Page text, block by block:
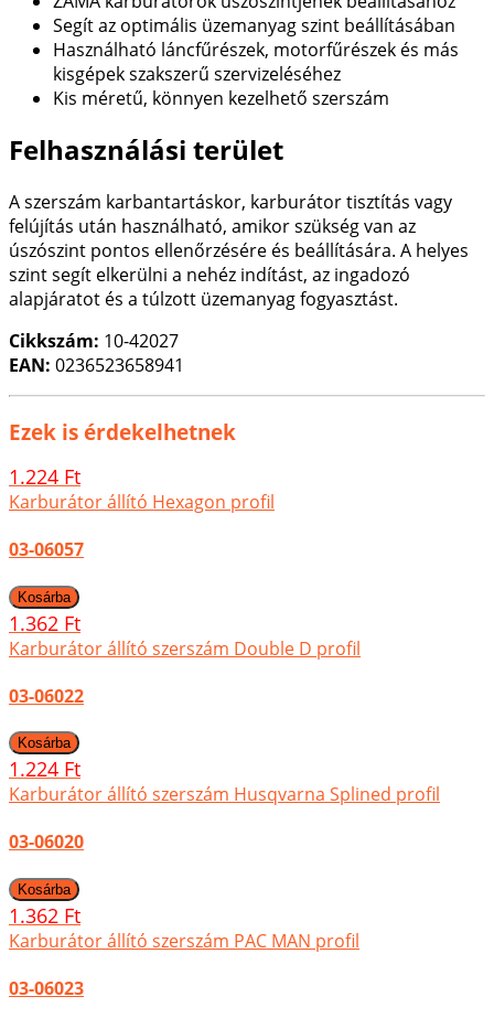
Segít az optimális üzemanyag szint beállításában
Használható láncfűrészek, motorfűrészek és más
kisgépek szakszerű szervizeléséhez
Kis méretű, könnyen kezelhető szerszám
Felhasználási terület
A szerszám karbantartáskor, karburátor tisztítás vagy
felújítás után használható, amikor szükség van az
úszószint pontos ellenőrzésére és beállítására. A helyes
szint segít elkerülni a nehéz indítást, az ingadozó
alapjáratot és a túlzott üzemanyag fogyasztást.
Cikkszám: 10-42027
EAN: 0236523658941
Ezek is érdekelhetnek
1.224 Ft
Karburátor állító Hexagon profil
03-06057
1.362 Ft
Karburátor állító szerszám Double D profil
03-06022
1.224 Ft
Karburátor állító szerszám Husqvarna Splined profil
03-06020
1.362 Ft
Karburátor állító szerszám PAC MAN profil
03-06023